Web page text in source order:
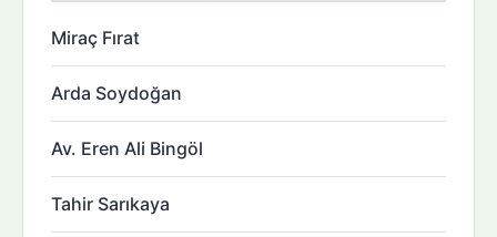
Miraç Fırat
Arda Soydoğan
Av. Eren Ali Bingöl
Tahir Sarıkaya